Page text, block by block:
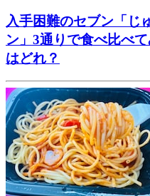
入手困難のセブン「じ
ン」3通りで食べ比べ
はどれ？